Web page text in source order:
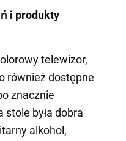
i produkty
telewizor,
również dostępne
znacznie
stole była dobra
alkohol,